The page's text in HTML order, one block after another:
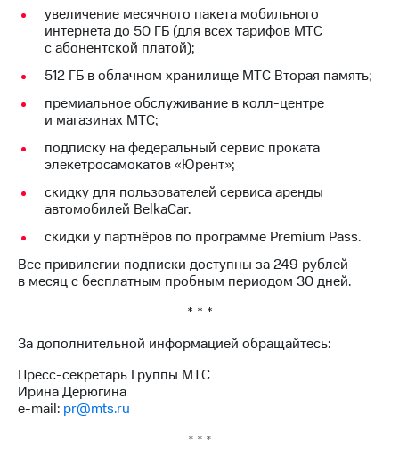
увеличение месячного пакета мобильного
интернета до 50 ГБ (для всех тарифов МТС
с абонентской платой);
512 ГБ в облачном хранилище МТС Вторая память;
премиальное обслуживание в колл-центре
и магазинах МТС;
подписку на федеральный сервис проката
элекетросамокатов «Юрент»;
скидку для пользователей сервиса аренды
автомобилей BelkaCar.
скидки у партнёров по программе Premium Pass.
Все привилегии подписки доступны за 249 рублей
в месяц с бесплатным пробным периодом 30 дней.
* * *
За дополнительной информацией обращайтесь:
Пресс-секретарь Группы МТС
Ирина Дерюгина
e-mail: pr@mts.ru
* * *